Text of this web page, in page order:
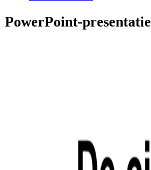
PowerPoint-presentatie